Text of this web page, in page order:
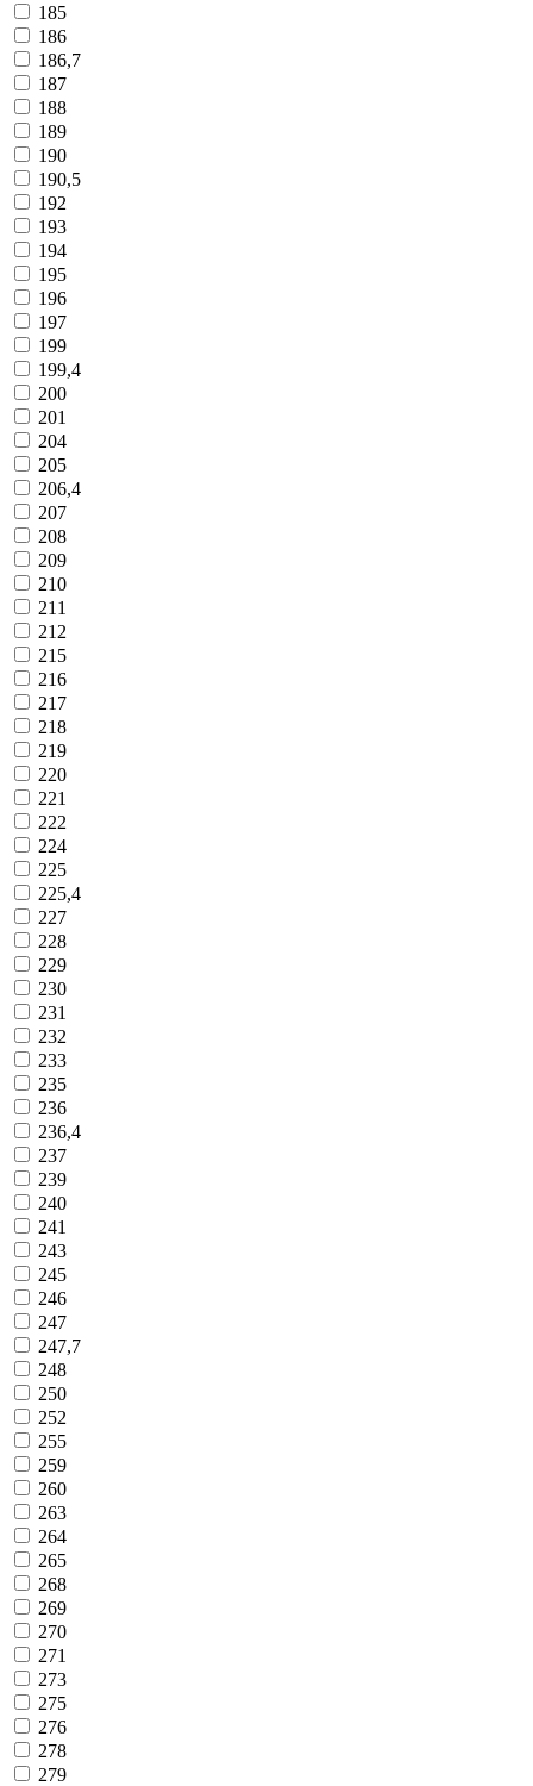
185
186
186,7
187
188
189
190
190,5
192
193
194
195
196
197
199
199,4
200
201
204
205
206,4
207
208
209
210
211
212
215
216
217
218
219
220
221
222
224
225
225,4
227
228
229
230
231
232
233
235
236
236,4
237
239
240
241
243
245
246
247
247,7
248
250
252
255
259
260
263
264
265
268
269
270
271
273
275
276
278
279